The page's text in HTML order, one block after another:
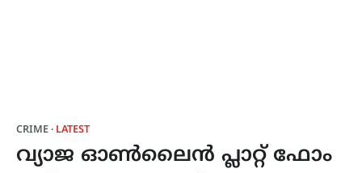
CRIME LATEST
വ്യാജ ഓൺലൈൻ പ്ലാറ്റ് ഫോം